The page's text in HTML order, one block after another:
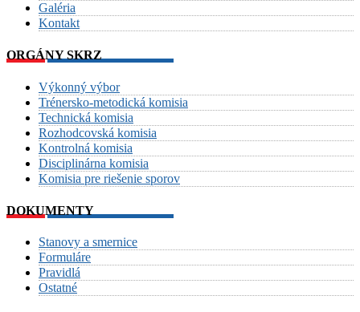
Galéria
Kontakt
ORGÁNY SKRZ
Výkonný výbor
Trénersko-metodická komisia
Technická komisia
Rozhodcovská komisia
Kontrolná komisia
Disciplinárna komisia
Komisia pre riešenie sporov
DOKUMENTY
Stanovy a smernice
Formuláre
Pravidlá
Ostatné